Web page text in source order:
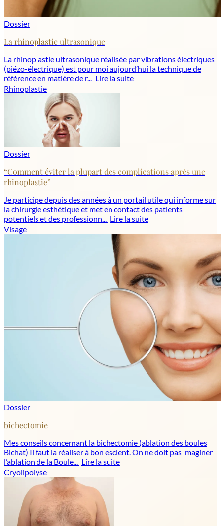
Dossier
La rhinoplastie ultrasonique
La rhinoplastie ultrasonique réalisée par vibrations électriques
(piézo-électrique) est pour moi aujourd’hui la technique de
référence en matière de r... Lire la suite
Rhinoplastie
Dossier
“Comment éviter la plupart des complications après une
rhinoplastie”
Je participe depuis des années à un portail utile qui informe sur
la chirurgie esthétique et met en contact des patients
potentiels et des professionn... Lire la suite
Visage
Dossier
bichectomie
Mes conseils concernant la bichectomie (ablation des boules
Bichat) Il faut la réaliser à bon escient. On ne doit pas imaginer
l’ablation de la Boule...
Lire la suite
Cryolipolyse